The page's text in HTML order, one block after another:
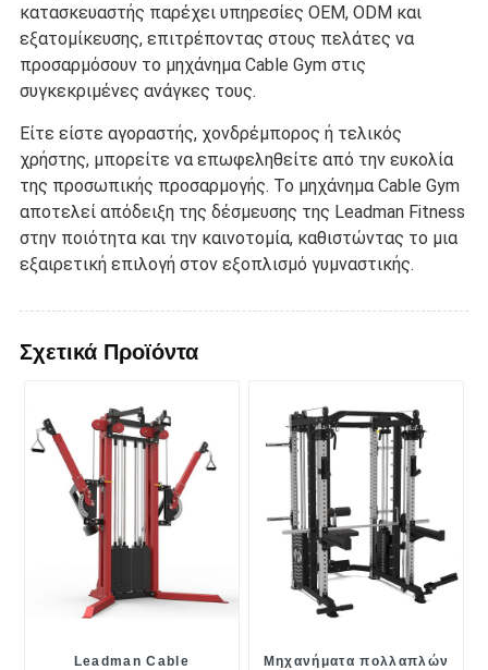
κατασκευαστής παρέχει υπηρεσίες OEM, ODM και
εξατομίκευσης, επιτρέποντας στους πελάτες να
προσαρμόσουν το μηχάνημα Cable Gym στις
συγκεκριμένες ανάγκες τους.
Είτε είστε αγοραστής, χονδρέμπορος ή τελικός
χρήστης, μπορείτε να επωφεληθείτε από την ευκολία
της προσωπικής προσαρμογής. Το μηχάνημα Cable Gym
αποτελεί απόδειξη της δέσμευσης της Leadman Fitness
στην ποιότητα και την καινοτομία, καθιστώντας το μια
εξαιρετική επιλογή στον εξοπλισμό γυμναστικής.
Σχετικά Προϊόντα
Leadman Cable
Μηχανήματα πολλαπλών